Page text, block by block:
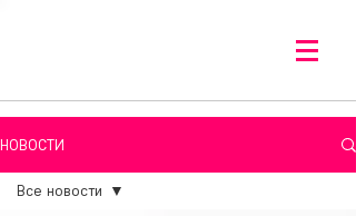
НОВОСТИ
Все новости